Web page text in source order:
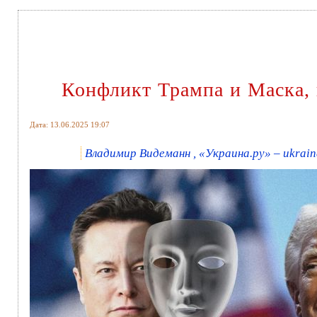
Конфликт Трампа и
Дата: 13.06.2025 19:07
Владимир Видеманн , «Украина.ру» –